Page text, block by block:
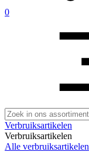
0
Zoeken
naar:
Verbruiksartikelen
Verbruiksartikelen
Alle verbruiksartikelen